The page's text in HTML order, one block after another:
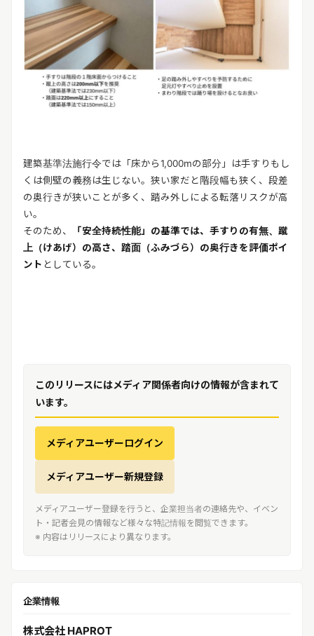
建築基準法施行令では「床から1,000mの部分」は手すりもし
くは側壁の義務は生じない。狭い家だと階段幅も狭く、段差
の奥行きが狭いことが多く、踏み外しによる転落リスクが高
い。
そのため、
「安全持続性能」の基準では、手すりの有無、蹴
上（けあげ）の高さ、踏面（ふみづら）の奥行きを評価ポイ
ント としている。
このリリースにはメディア関係者向けの情報が含まれて
います。
メディアユーザーログイン
メディアユーザー新規登録
メディアユーザー登録を行うと、企業担当者の連絡先や、イベン
ト・記者会見の情報など様々な特記情報を閲覧できます。
※ 内容はリリースにより異なります。
企業情報
株式会社 HAPROT